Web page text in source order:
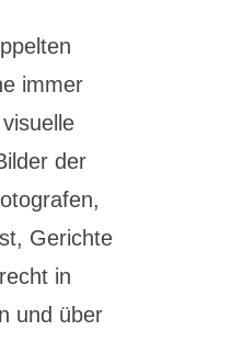
immer
der
Gerichte
in
und über